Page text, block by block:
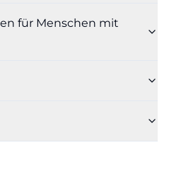
für Menschen mit